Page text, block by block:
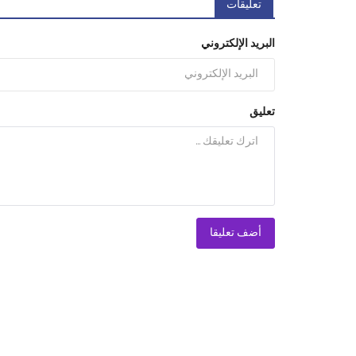
تعليقات
البريد الإلكتروني
تعليق
أضف تعليقا